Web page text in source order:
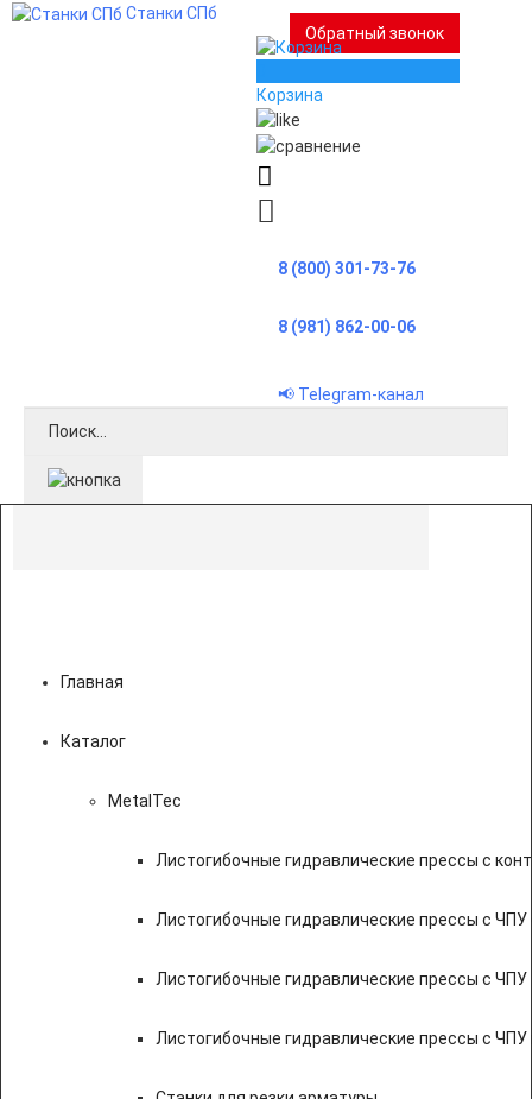
Станки СПб
Обратный звонок
Корзина
8 (800) 301-73-76
8 (981) 862-00-06
📢 Telegram-канал
Главная
Каталог
MetalTec
Листогибочные гидравлические прессы с
Листогибочные гидравлические прессы с
Листогибочные гидравлические прессы с ЧПУ
Листогибочные гидравлические прессы с